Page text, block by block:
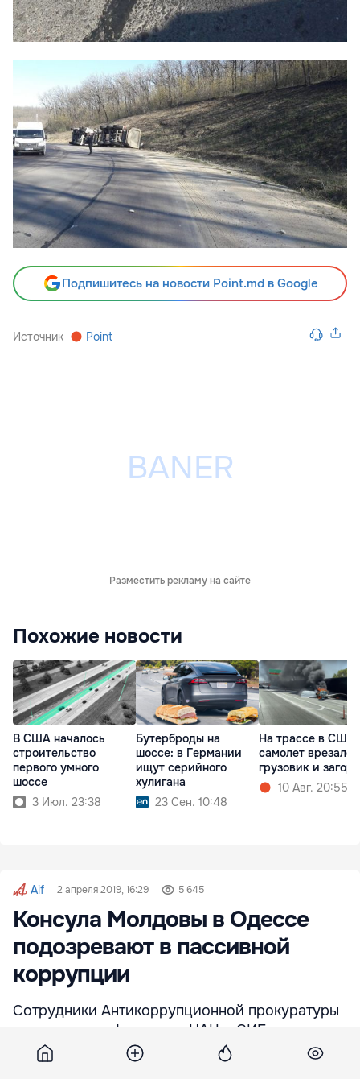
Подпишитесь на новости Point.md в Google
Источник Point
Разместить рекламу на сайте
Похожие новости
В США началось
строительство
первого умного
шоссе
3 Июл. 23:38
Бутерброды на
шоссе: в Германии
ищут серийного
хулигана
23 Сен. 10:48
На трассе в США
самолет
грузовик и
10 Авг. 20:55
Aif 2 апреля 2019, 16:29 5 645
Консула Молдовы в Одессе
подозревают в пассивной
коррупции
Сотрудники Антикоррупционной прокуратуры
совместно с офицерами НАЦ и СИБ провели
сегодня обыски в Консульстве Республики